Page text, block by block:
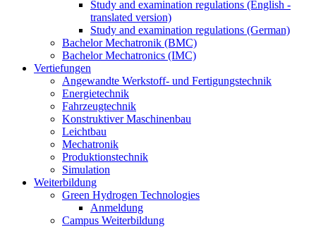
Study and examination regulations (English -
translated version)
Study and examination regulations (German)
Bachelor Mechatronik (BMC)
Bachelor Mechatronics (IMC)
Vertiefungen
Angewandte Werkstoff- und Fertigungstechnik
Energietechnik
Fahrzeugtechnik
Konstruktiver Maschinenbau
Leichtbau
Mechatronik
Produktionstechnik
Simulation
Weiterbildung
Green Hydrogen Technologies
Anmeldung
Campus Weiterbildung